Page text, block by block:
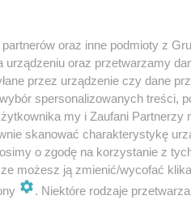
oraz inne podmioty z
urządzeniu oraz przetwarzamy
przez urządzenie czy dane
spersonalizowanych treści,
my i Zaufani
skanować charakterystykę
o zgodę na korzystanie z
możesz ją zmienić/wycofać
. Niektóre rodzaje